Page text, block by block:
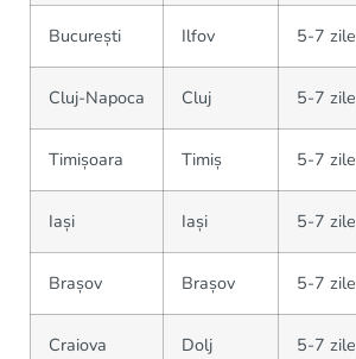
București Ilfov 5-7 zile
Cluj-Napoca Cluj 5-7 zile
Timișoara Timiș 5-7 zile
Iași Iași 5-7 zile
Brașov Brașov 5-7 zile
Craiova Dolj 5-7 zile